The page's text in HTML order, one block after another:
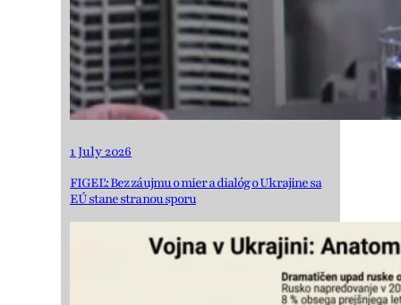
1 July 2026
FIGEĽ: Bez záujmu o mier a dialóg o Ukrajine sa
EÚ stane stranou sporu